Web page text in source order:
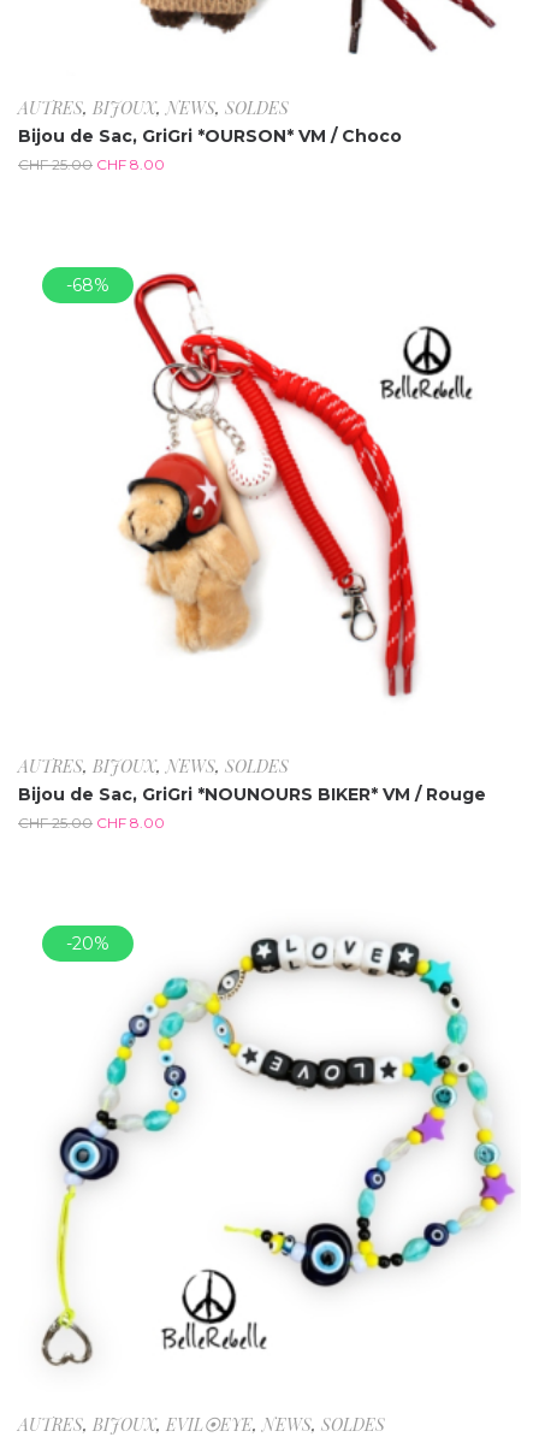
AUTRES, BIJOUX,NEWS, SOLDES
Bijou de Sac, GriGri *OURSON* VM / Choco
CHF25.00 CHF 8.00
-68%
AUTRES, BIJOUX,NEWS, SOLDES
Bijou de Sac, GriGri *NOUNOURS BIKER* VM / Rouge
CHF25.00 CHF 8.00
-20%
AUTRES, BIJOUX, EVIL⦿EYE,NEWS, SOLDES